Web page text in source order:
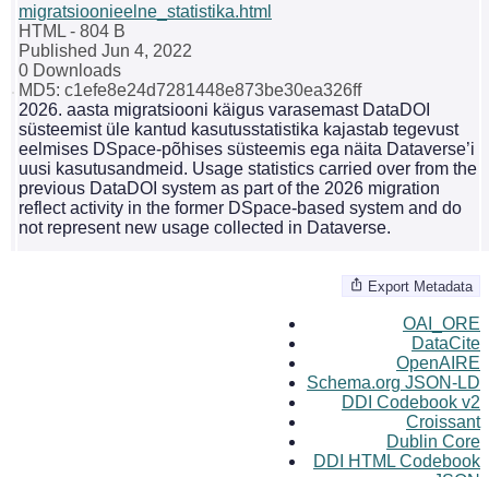
migratsioonieelne_statistika.html
HTML - 804 B
Published Jun 4, 2022
0 Downloads
MD5: c1efe8e24d7281448e873be30ea326ff
2026. aasta migratsiooni käigus varasemast DataDOI
süsteemist üle kantud kasutusstatistika kajastab tegevust
eelmises DSpace-põhises süsteemis ega näita Dataverse’i
uusi kasutusandmeid. Usage statistics carried over from the
previous DataDOI system as part of the 2026 migration
reflect activity in the former DSpace-based system and do
not represent new usage collected in Dataverse.
Export Metadata
OAI_ORE
DataCite
OpenAIRE
Schema.org JSON-LD
DDI Codebook v2
Croissant
Dublin Core
DDI HTML Codebook